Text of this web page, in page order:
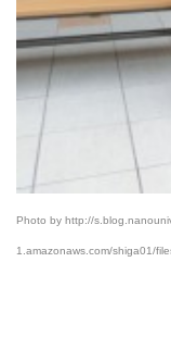
Photo by http://
1.amazonaws.com/shiga01/